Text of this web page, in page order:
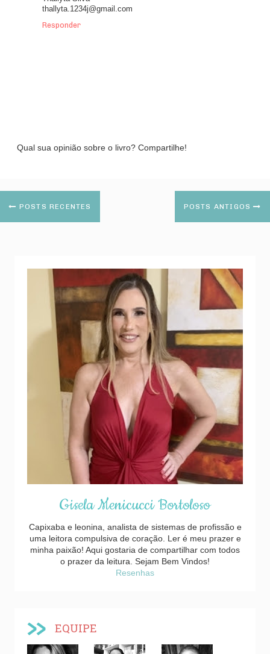
thallyta.1234j@gmail.com
Responder
Qual sua opinião sobre o livro? Compartilhe!
POSTS RECENTES POSTS ANTIGOS
Gisela Menicucci Bortoloso
Capixaba e leonina, analista de sistemas de profissão e
uma leitora compulsiva de coração. Ler é meu prazer e
minha paixão! Aqui gostaria de compartilhar com todos
o prazer da leitura. Sejam Bem Vindos!
Resenhas
EQUIPE